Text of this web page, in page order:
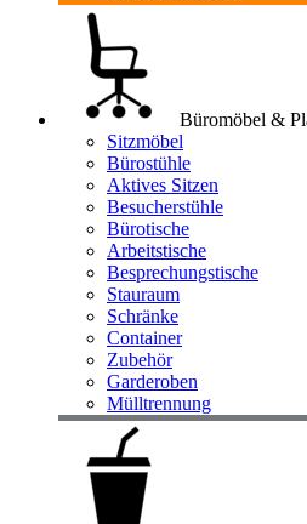
Büromöbel &
Sitzmöbel
Bürostühle
Aktives Sitzen
Besucherstühle
Bürotische
Arbeitstische
Besprechungstische
Stauraum
Schränke
Container
Zubehör
Garderoben
Mülltrennung